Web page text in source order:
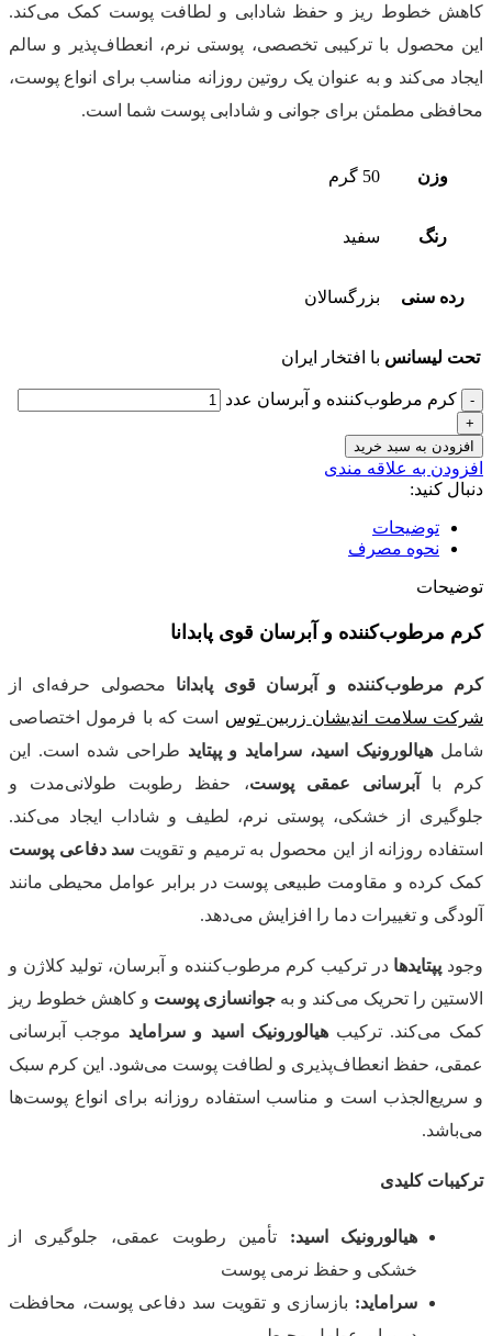
کاهش خطوط ریز و حفظ شادابی و لطافت پوست کمک می‌کند.
این محصول با ترکیبی تخصصی، پوستی نرم، انعطاف‌پذیر و سالم
ایجاد می‌کند و به عنوان یک روتین روزانه مناسب برای انواع پوست،
محافظی مطمئن برای جوانی و شادابی پوست شما است.
وزن 50 گرم
رنگ سفید
رده سنی بزرگسالان
تحت لیسانس با افتخار ایران
کرم مرطوب‌کننده و آبرسان عدد
افزودن به سبد خرید
افزودن به علاقه مندی
دنبال کنید:
توضیحات
نحوه مصرف
توضیحات
کرم مرطوب‌کننده و آبرسان قوی پابدانا
کرم مرطوب‌کننده و آبرسان قوی پابدانا محصولی حرفه‌ای از
شرکت سلامت اندیشان زربین توس است که با فرمول اختصاصی
شامل هیالورونیک اسید، سراماید و پپتاید طراحی شده است. این
کرم با
آبرسانی عمقی پوست، حفظ رطوبت طولانی‌مدت و
جلوگیری از خشکی، پوستی نرم، لطیف و شاداب ایجاد می‌کند.
استفاده روزانه از این محصول به ترمیم و تقویت سد دفاعی پوست
کمک کرده و مقاومت طبیعی پوست در برابر عوامل محیطی مانند
آلودگی و تغییرات دما را افزایش می‌دهد.
وجود پپتایدها در ترکیب کرم مرطوب‌کننده و آبرسان، تولید کلاژن و
الاستین را تحریک می‌کند و به جوانسازی پوست و کاهش خطوط ریز
کمک می‌کند. ترکیبهیالورونیک اسید و سراماید موجب آبرسانی
عمقی، حفظ انعطاف‌پذیری و لطافت پوست می‌شود. این کرم سبک
و سریع‌الجذب است و مناسب استفاده روزانه برای انواع پوست‌ها
می‌باشد.
ترکیبات کلیدی
هیالورونیک اسید: تأمین رطوبت عمقی، جلوگیری از
خشکی و حفظ نرمی پوست
سراماید: بازسازی و تقویت سد دفاعی پوست، محافظت